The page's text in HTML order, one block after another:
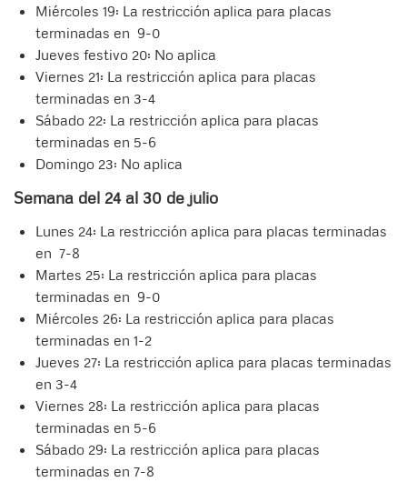
Miércoles 19: La restricción aplica para placas
terminadas en 9-0
Jueves festivo 20: No aplica
Viernes 21: La restricción aplica para placas
terminadas en 3-4
Sábado 22: La restricción aplica para placas
terminadas en 5-6
Domingo 23: No aplica
Semana del 24 al 30 de julio
Lunes 24: La restricción aplica para placas terminadas
en 7-8
Martes 25: La restricción aplica para placas
terminadas en 9-0
Miércoles 26: La restricción aplica para placas
terminadas en 1-2
Jueves 27: La restricción aplica para placas terminadas
en 3-4
Viernes 28: La restricción aplica para placas
terminadas en 5-6
Sábado 29: La restricción aplica para placas
terminadas en 7-8